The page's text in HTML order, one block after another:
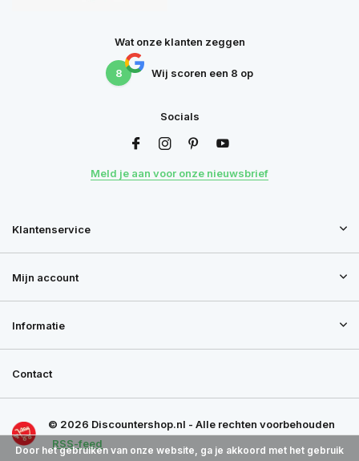
Wat onze klanten zeggen
8 Wij scoren een 8 op
Socials
Meld je aan voor onze nieuwsbrief
Klantenservice
Mijn account
Informatie
Contact
© 2026 Discountershop.nl - Alle rechten voorbehouden
RSS-feed
Door het gebruiken van onze website, ga je akkoord met het gebruik